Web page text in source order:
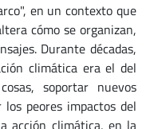
en un contexto que
cómo se organizan,
Durante décadas,
climática era el del
soportar nuevos
peores impactos del
acción climática, en la